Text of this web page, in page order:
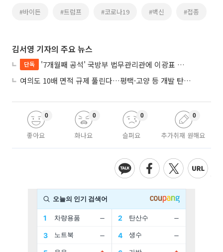
#바이든 #트럼프 #코로나19 #백신 #접종
김서영 기자의 주요 뉴스
단독
'7개월째 공석' 국방부 법무관리관에 이광표 변호사 내정
여의도 10배 면적 규제 풀린다…평택·고양 등 개발 탄력 기대
좋아요
0
화나요
0
슬퍼요
0
추가취재 원해요
0